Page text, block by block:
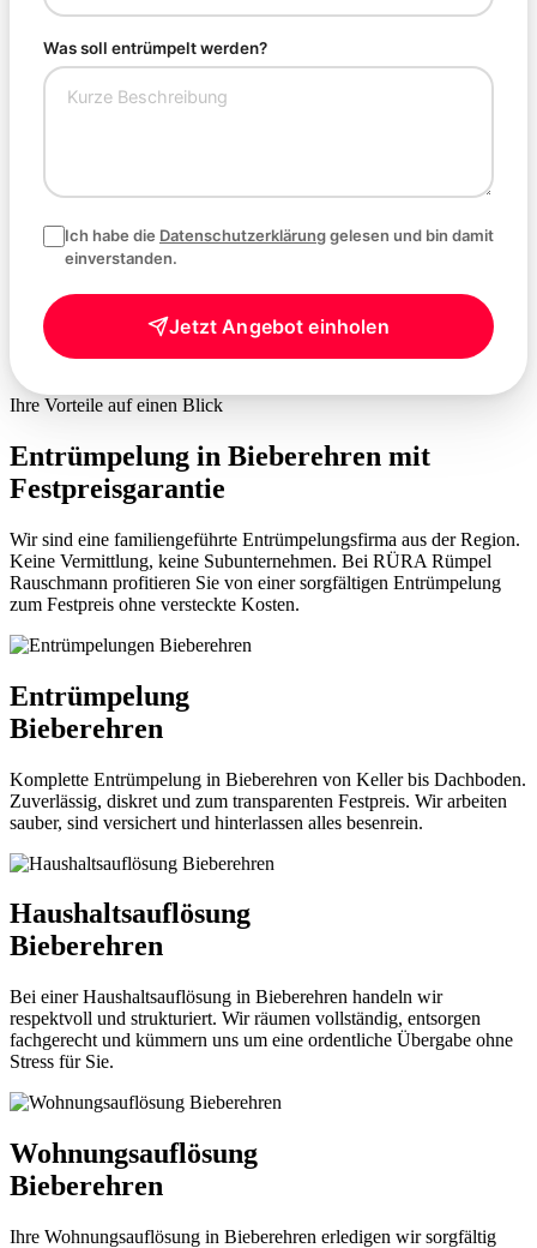
Was soll entrümpelt werden?
Ich habe die Datenschutzerklärunggelesen und bin damit
einverstanden.
Jetzt Angebot einholen
Ihre Vorteile auf einen Blick
Entrümpelung in Bieberehren mit
Festpreisgarantie
Wir sind eine familiengeführte Entrümpelungsfirma aus der Region.
Keine Vermittlung, keine Subunternehmen. Bei RÜRA Rümpel
Rauschmann profitieren Sie von einer sorgfältigen Entrümpelung
zum Festpreis ohne versteckte Kosten.
Entrümpelung
Bieberehren
Komplette Entrümpelung in Bieberehren von Keller bis Dachboden.
Zuverlässig, diskret und zum transparenten Festpreis. Wir arbeiten
sauber, sind versichert und hinterlassen alles besenrein.
Haushaltsauflösung
Bieberehren
Bei einer Haushaltsauflösung in Bieberehren handeln wir
respektvoll und strukturiert. Wir räumen vollständig, entsorgen
fachgerecht und kümmern uns um eine ordentliche Übergabe ohne
Stress für Sie.
Wohnungsauflösung
Bieberehren
Ihre Wohnungsauflösung in Bieberehren erledigen wir sorgfältig